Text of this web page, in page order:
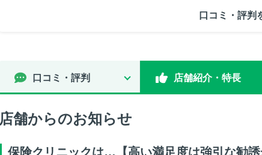
口コミ・評判
口コミ・評判 店舗紹介・特長
店舗からのお知らせ
保険クリニックは…【高い満足度は強引な勧誘